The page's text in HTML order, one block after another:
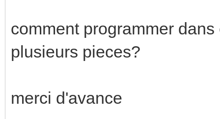
comment programmer
plusieurs pieces?
merci d'avance